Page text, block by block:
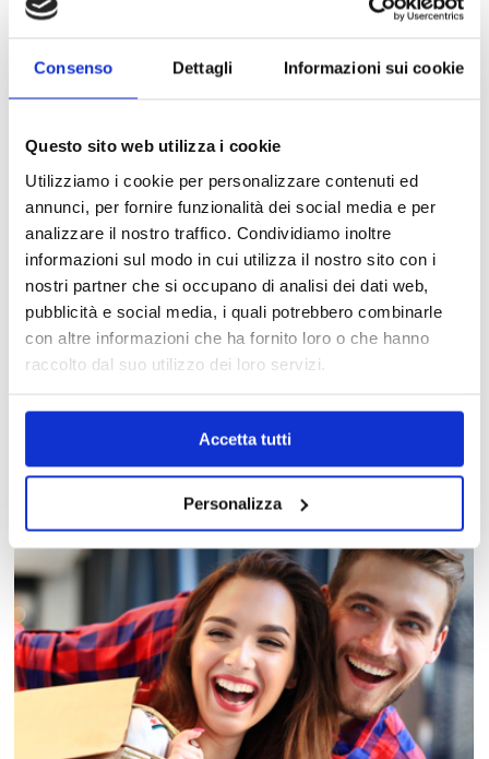
Consenso Dettagli Informazioni sui cookie
Questo sito web utilizza i cookie
Utilizziamo i cookie per personalizzare contenuti ed
annunci, per fornire funzionalità dei social media e per
analizzare il nostro traffico. Condividiamo inoltre
informazioni sul modo in cui utilizza il nostro sito con i
nostri partner che si occupano di analisi dei dati web,
pubblicità e social media, i quali potrebbero combinarle
con altre informazioni che ha fornito loro o che hanno
raccolto dal suo utilizzo dei loro servizi.
Accetta tutti
Personalizza
Trova in un attimo il punto vendita che ti interessa!